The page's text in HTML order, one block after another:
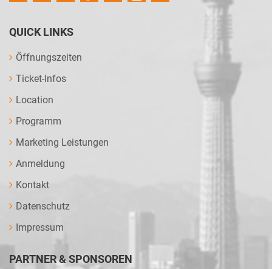
QUICK LINKS
Öffnungszeiten
Ticket-Infos
Location
Programm
Marketing Leistungen
Anmeldung
Kontakt
Datenschutz
Impressum
PARTNER & SPONSOREN